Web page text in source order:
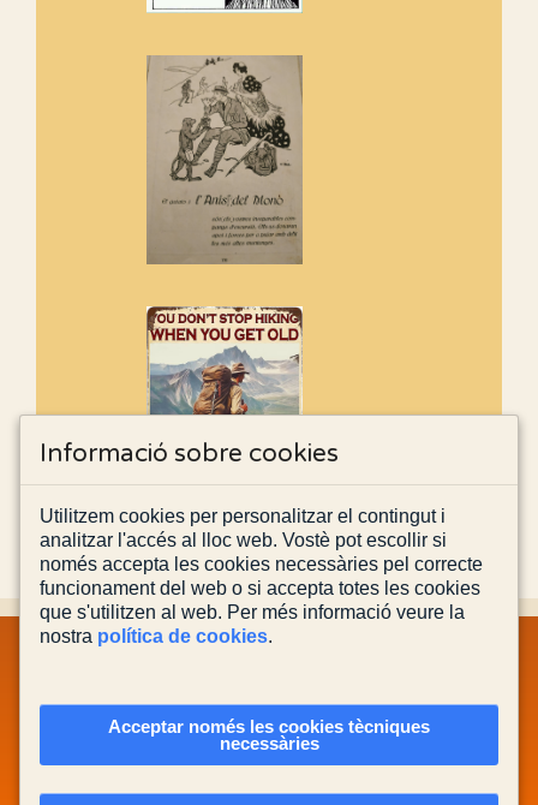
POLÍTICA DE COOKIES
CONTACTA'NS
Informació sobre cookies
Utilitzem cookies per personalitzar el contingut i
analitzar l'accés al lloc web. Vostè pot escollir si
només accepta les cookies necessàries pel correcte
funcionament del web o si accepta totes les cookies
que s'utilitzen al web. Per més informació veure la
nostra política de cookies.
Acceptar només les cookies tècniques
necessàries